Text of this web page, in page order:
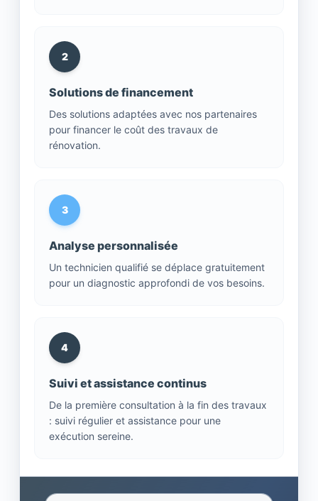
2
Solutions de financement
Des solutions adaptées avec nos partenaires
pour financer le coût des travaux de
rénovation.
3
Analyse personnalisée
Un technicien qualifié se déplace gratuitement
pour un diagnostic approfondi de vos besoins.
4
Suivi et assistance continus
De la première consultation à la fin des travaux
: suivi régulier et assistance pour une
exécution sereine.